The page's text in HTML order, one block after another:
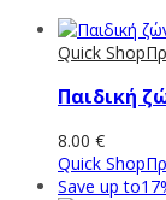
Quick Shop
Παιδική
8.00 €
Quick Shop
Save up to